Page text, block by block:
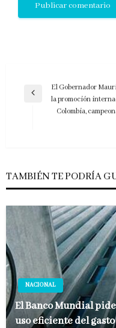
Navegación
Entrada
El Gobernador
la promoción
Colombia,
TAMBIÉN TE PODRÍA
NACIONAL
El Banco Mundial
uso eficiente del gasto